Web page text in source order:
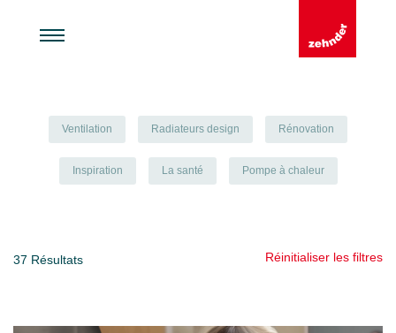
Ventilation Radiateurs design Rénovation
Inspiration La santé Pompe à chaleur
37 Résultats Réinitialiser les filtres